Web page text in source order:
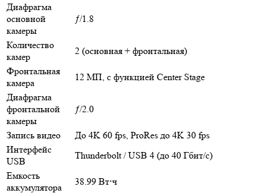
Диафрагма
основной
камеры
ƒ/1.8
Количество
камер
2 (основная + фронтальная)
Фронтальная
камера
12 МП, с функцией Center Stage
Диафрагма
фронтальной
камеры
ƒ/2.0
Запись видео
До 4K 60 fps, ProRes до 4K 30 fps
Интерфейс
USB
Thunderbolt / USB 4 (до 40 Гбит/с)
Емкость
аккумулятора
38.99 Вт⋅ч